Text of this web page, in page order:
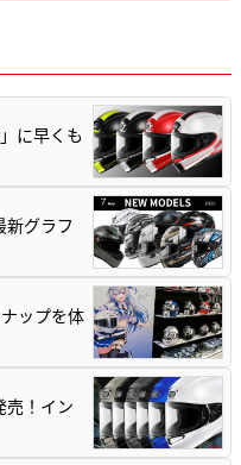
に早くも
新グラフ
ップを体
売！イン